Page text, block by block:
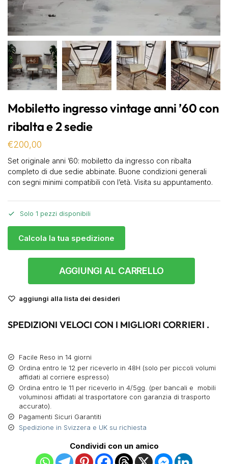
Mobiletto ingresso vintage anni ’60 con
ribalta e 2 sedie
€200,00
Set originale anni ’60: mobiletto da ingresso con ribalta
completo di due sedie abbinate. Buone condizioni generali
con segni minimi compatibili con l’età. Visita su appuntamento.
Solo 1 pezzi disponibili
Calcola la tua spedizione
AGGIUNGI AL CARRELLO
aggiungi alla lista dei desideri
SPEDIZIONI VELOCI CON I MIGLIORI CORRIERI .
Facile Reso in 14 giorni
Ordina entro le 12 per riceverlo in 48H (solo per piccoli volumi
affidati al corriere espresso)
Ordina entro le 11 per riceverlo in 4/5gg. (per bancali e mobili
voluminosi affidati al trasportatore con garanzia di trasporto
accurato).
Pagamenti Sicuri Garantiti
Spedizione in Svizzera e UK su richiesta
Condividi con un amico